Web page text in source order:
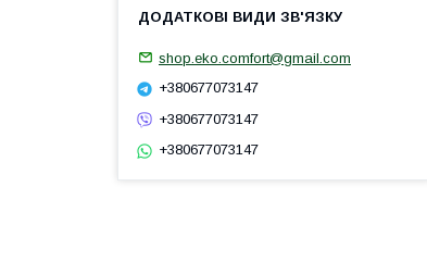
shop.eko.comfort@gmail.com
+380677073147
+380677073147
+380677073147